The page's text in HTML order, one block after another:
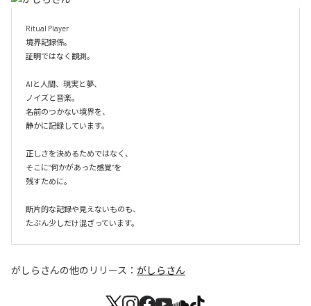
Ritual Player
境界記録係。
証明ではなく観測。
AIと人間、現実と夢、
ノイズと音楽。
名前のつかない境界を、
静かに記録しています。
正しさを決めるためではなく、
そこに“何かがあった感覚”を
残すために。
断片的な記録や見えないものも、
たぶん少しだけ混ざっています。
がしらさんの他のリリース： がしらさん